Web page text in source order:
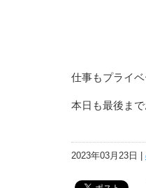
仕事もプライ
本日も最後ま
2023年03月23日 |